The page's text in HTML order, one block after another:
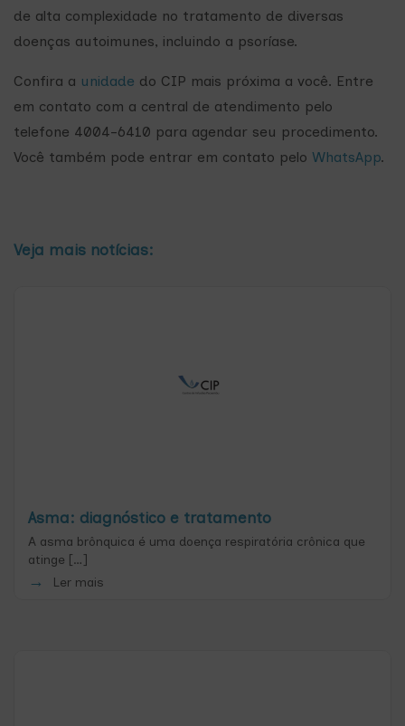
de alta complexidade no tratamento de diversas
doenças autoimunes, incluindo a psoríase.
Confira a unidade do CIP mais próxima a você. Entre
em contato com a central de atendimento pelo
telefone 4004-6410 para agendar seu procedimento.
Você também pode entrar em contato pelo WhatsApp.
Veja mais notícias:
Asma: diagnóstico e tratamento
A asma brônquica é uma doença respiratória crônica que
atinge […]
Ler mais